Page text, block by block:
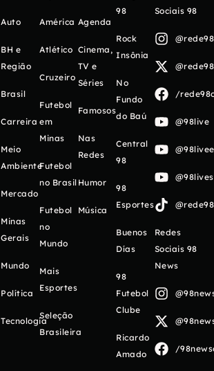
Auto
BH e
Região
Brasil
Carreira
Meio
Ambiente
Mercado
Minas
Gerais
Mundo
Política
Tecnologia
América
Atlético
Cruzeiro
Futebol
em
Minas
Futebol
no Brasil
Futebol
no
Mundo
Mais
Esportes
Seleção
Brasileira
Agenda
Cinema,
TV e
Séries
Famosos
Nas
Redes
Humor
Música
98
Rock
Insônia
No
Fundo
do Baú
Central
98
98
Esportes
Buenos
Días
98
Futebol
Clube
Ricardo
Amado
Sociais 98
/
@98live
Redes
Sociais 98
News
/